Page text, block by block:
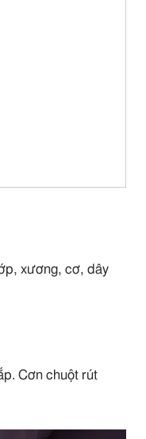
xương, cơ, dây
Cơn chuột rút